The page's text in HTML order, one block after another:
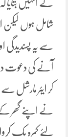
نے انہیں
شامل ہوں لیکن
سے یہ پسندیدگی
آنے کی دعوت
کر ایئر مارشل
نے اپنے گھر
لئے کمرہ بک